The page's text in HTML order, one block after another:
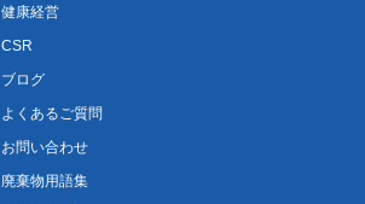
健康経営
CSR
ブログ
よくあるご質問
お問い合わせ
廃棄物用語集